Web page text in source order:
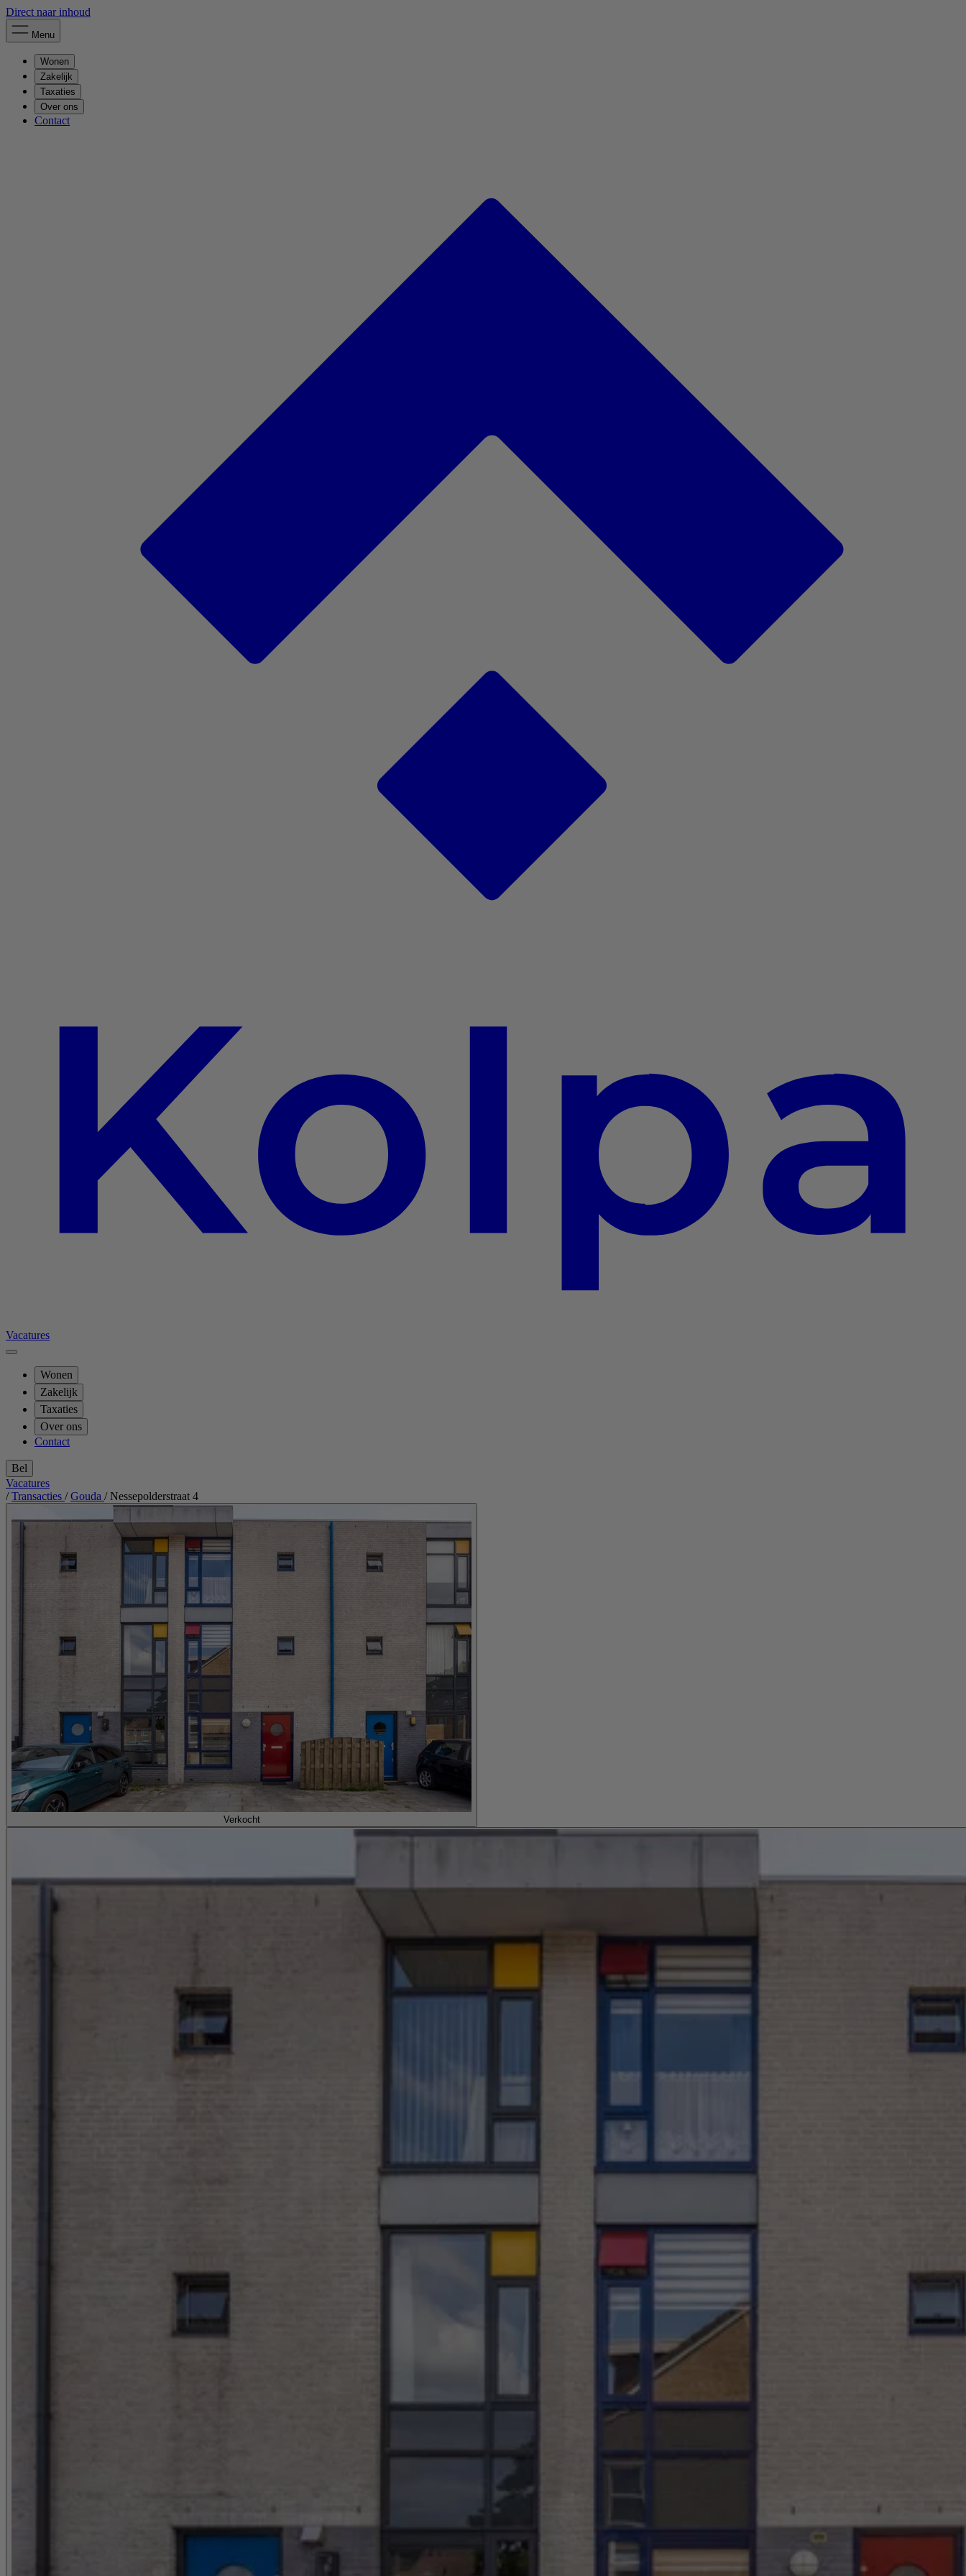
Direct naar inhoud
Menu
Wonen
Zakelijk
Taxaties
Over ons
Contact
Vacatures
Wonen
Zakelijk
Taxaties
Over ons
Contact
Bel
Vacatures
/ Transacties / Gouda / Nessepolderstraat 4
Verkocht